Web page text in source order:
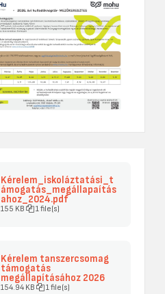
Kérelem_iskoláztatási_t
ámogatás_megállapaítás
ahoz_2024.pdf
155 KB 1 file(s)
Kérelem tanszercsomag
támogatás
megállapításához 2026
154.94 KB 1 file(s)